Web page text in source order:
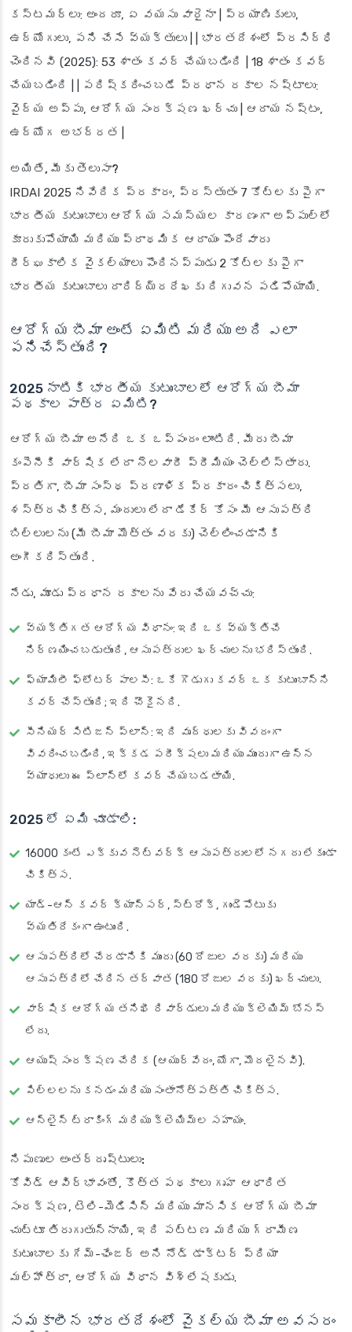
కస్టమర్లు: అందరూ, ఏ వయసు వారైనా | ప్రయాణికులు,
ఉద్యోగులు, పని చేసే వ్యక్తులు | | భారతదేశంలో ప్రసిద్ధి
చెందినవి (2025): 53 శాతం కవర్ చేయబడింది | 18 శాతం కవర్
చేయబడింది | | పరిష్కరించబడే ప్రధాన రకాల నష్టాలు:
వైద్య అప్పు, ఆరోగ్య సంరక్షణ ఖర్చు | ఆదాయ నష్టం,
ఉద్యోగ అభద్రత |
అయితే, మీకు తెలుసా?
IRDAI 2025 నివేదిక ప్రకారం, ప్రస్తుతం 7 కోట్లకు పైగా
భారతీయ కుటుంబాలు ఆరోగ్య సమస్యల కారణంగా అప్పుల్లో
కూరుకుపోయాయి మరియు ప్రాథమిక ఆదాయం పొందేవారు
దీర్ఘకాలిక వైకల్యాలు పొందినప్పుడు 2 కోట్లకు పైగా
భారతీయ కుటుంబాలు దారిద్య్రరేఖకు దిగువన పడిపోయాయి.
ఆరోగ్య బీమా అంటే ఏమిటి మరియు అది ఎలా
పనిచేస్తుంది?
2025 నాటికి భారతీయ కుటుంబాలలో ఆరోగ్య బీమా
పథకాల పాత్ర ఏమిటి?
ఆరోగ్య బీమా అనేది ఒక ఒప్పందం లాంటిది. మీరు బీమా
కంపెనీకి వార్షిక లేదా నెలవారీ ప్రీమియం చెల్లిస్తారు.
ప్రతిగా, బీమా సంస్థ ప్రణాళిక ప్రకారం చికిత్సలు,
శస్త్రచికిత్స, మందులు లేదా డేకేర్ కోసం మీ ఆసుపత్రి
బిల్లులను (మీ బీమా మొత్తం వరకు) చెల్లించడానికి
అంగీకరిస్తుంది.
నేడు, మూడు ప్రధాన రకాలను వేరు చేయవచ్చు:
వ్యక్తిగత ఆరోగ్య విధానం: ఇది ఒక వ్యక్తిచే
నిర్ణయించబడుతుంది, ఆసుపత్రుల ఖర్చులను భరిస్తుంది.
ఫ్యామిలీ ఫ్లోటర్ పాలసీ: ఒకే గొడుగు కవర్ ఒక కుటుంబాన్ని
కవర్ చేస్తుంది; ఇది చౌకైనది.
సీనియర్ సిటిజన్ ప్లాన్: ఇది వృద్ధులకు వివరంగా
వివరించబడింది, ఇక్కడ పరీక్షలు మరియు ముందుగా ఉన్న
వ్యాధులు ఈ ప్లాన్‌లో కవర్ చేయబడతాయి.
2025 లో ఏమి చూడాలి:
16000 కంటే ఎక్కువ నెట్‌వర్క్ ఆసుపత్రులలో నగదు లేకుండా
చికిత్స.
యాడ్-ఆన్ కవర్ క్యాన్సర్, స్ట్రోక్, గుండెపోటుకు
వ్యతిరేకంగా ఉంటుంది.
ఆసుపత్రిలో చేరడానికి ముందు (60 రోజుల వరకు) మరియు
ఆసుపత్రిలో చేరిన తర్వాత (180 రోజుల వరకు) ఖర్చులు.
వార్షిక ఆరోగ్య తనిఖీ రివార్డులు మరియు క్లెయిమ్ బోనస్
లేదు.
ఆయుష్ సంరక్షణ చేరిక (ఆయుర్వేదం, యోగా, మొదలైనవి).
పిల్లలను కనడం మరియు సంతానోత్పత్తి చికిత్స.
ఆన్‌లైన్ ట్రాకింగ్ మరియు క్లెయిమ్‌ల సహాయం.
నిపుణుల అంతర్దృష్టులు:
కోవిడ్ ఆవిర్భావంతో, కొత్త పథకాలు గృహ ఆధారిత
సంరక్షణ, టెలి-మెడిసిన్ మరియు మానసిక ఆరోగ్య బీమా
చుట్టూ తిరుగుతున్నాయి, ఇది పట్టణ మరియు గ్రామీణ
కుటుంబాలకు గేమ్-ఛేంజర్ అని నోడ్ డాక్టర్ ప్రియా
మల్హోత్రా, ఆరోగ్య విధాన విశ్లేషకుడు.
సమకాలీన భారతదేశంలో వైకల్య బీమా అవసరం